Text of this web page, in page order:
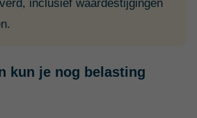
inclusief waardestijgingen
kun je nog belasting